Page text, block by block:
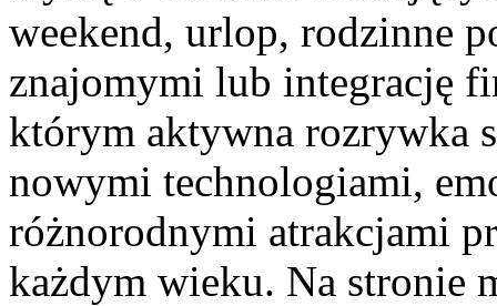
weekend, urlop, rodzinne
znajomymi lub integrację
którym aktywna rozrywka
nowymi technologiami,
różnorodnymi atrakcjami
każdym wieku. Na stronie